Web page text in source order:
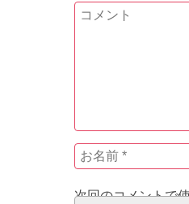
次回のコメントで